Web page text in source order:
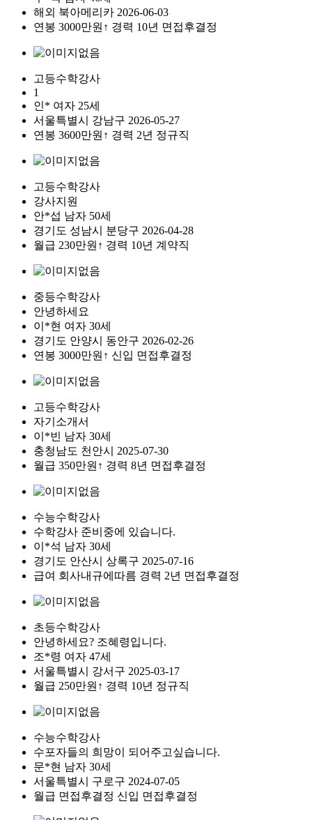
해외 북아메리카 2026-06-03
연봉 3000만원↑ 경력 10년 면접후결정
고등수학강사
1
인* 여자 25세
서울특별시 강남구 2026-05-27
연봉 3600만원↑ 경력 2년 정규직
고등수학강사
강사지원
안*섭 남자 50세
경기도 성남시 분당구 2026-04-28
월급 230만원↑ 경력 10년 계약직
중등수학강사
안녕하세요
이*현 여자 30세
경기도 안양시 동안구 2026-02-26
연봉 3000만원↑ 신입 면접후결정
고등수학강사
자기소개서
이*빈 남자 30세
충청남도 천안시
2025-07-30
월급 350만원↑ 경력 8년 면접후결정
수능수학강사
수학강사 준비중에 있습니다.
이*석 남자 30세
경기도 안산시 상록구 2025-07-16
급여 회사내규에따름 경력 2년 면접후결정
초등수학강사
안녕하세요? 조혜령입니다.
조*령 여자 47세
서울특별시 강서구 2025-03-17
월급 250만원↑ 경력 10년 정규직
수능수학강사
수포자들의 희망이 되어주고싶습니다.
문*현 남자 30세
서울특별시 구로구 2024-07-05
월급 면접후결정 신입 면접후결정